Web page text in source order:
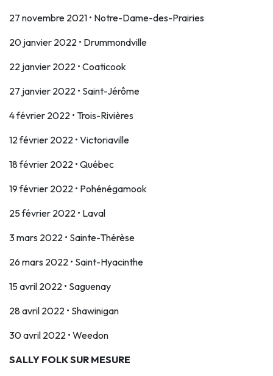
27 novembre 2021 • Notre-Dame-des-Prairies
20 janvier 2022 • Drummondville
22 janvier 2022 • Coaticook
27 janvier 2022 • Saint-Jérôme
4 février 2022 • Trois-Rivières
12 février 2022 • Victoriaville
18 février 2022 • Québec
19 février 2022 • Pohénégamook
25 février 2022 • Laval
3 mars 2022 • Sainte-Thérèse
26 mars 2022 • Saint-Hyacinthe
15 avril 2022 • Saguenay
28 avril 2022 • Shawinigan
30 avril 2022 • Weedon
SALLY FOLK SUR MESURE